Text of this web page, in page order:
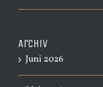
Archiv
Juni 2026